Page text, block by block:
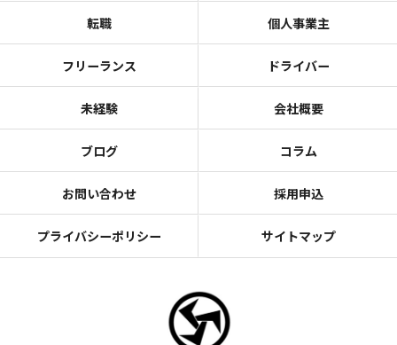
転職 個人事業主
フリーランス ドライバー
未経験 会社概要
ブログ コラム
お問い合わせ 採用申込
プライバシーポリシー サイトマップ